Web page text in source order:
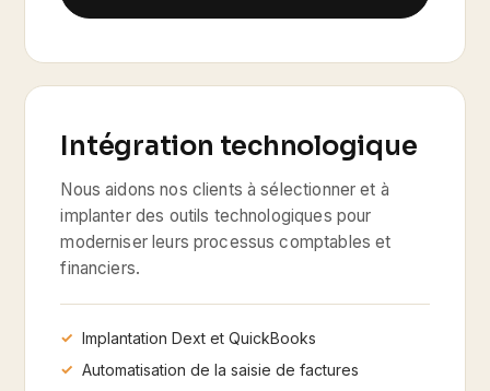
Intégration technologique
Nous aidons nos clients à sélectionner et à
implanter des outils technologiques pour
moderniser leurs processus comptables et
financiers.
Implantation Dext et QuickBooks
Automatisation de la saisie de factures